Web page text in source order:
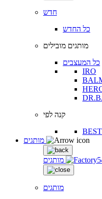
חדש
כל החדש
מותגים מובילים
כל המעצבים
IRO
קנה לפי
מותגים
מותגים